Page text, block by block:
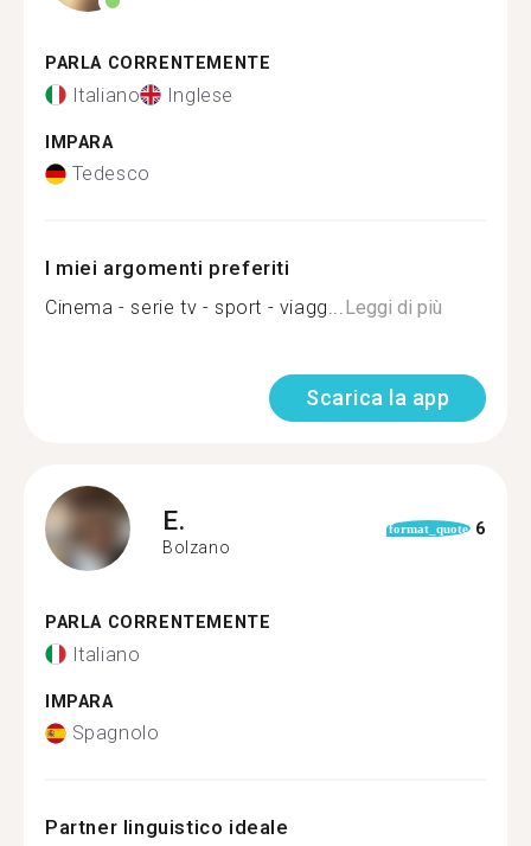
PARLA CORRENTEMENTE
Italiano Inglese
IMPARA
Tedesco
I miei argomenti preferiti
Cinema - serie tv - sport - viagg...Leggi di più
Scarica la app
E.
Bolzano
format_quote 6
PARLA CORRENTEMENTE
Italiano
IMPARA
Spagnolo
Partner linguistico ideale